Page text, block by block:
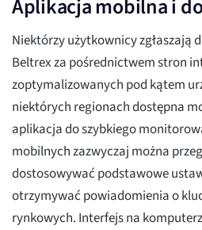
Aplikacja mobilna i
Niektórzy użytkownicy zgłaszają
Beltrex za pośrednictwem stron
zoptymalizowanych pod kątem
niektórych regionach dostępna
aplikacja do szybkiego
mobilnych zazwyczaj można
dostosowywać podstawowe
otrzymywać powiadomienia o
rynkowych. Interfejs na